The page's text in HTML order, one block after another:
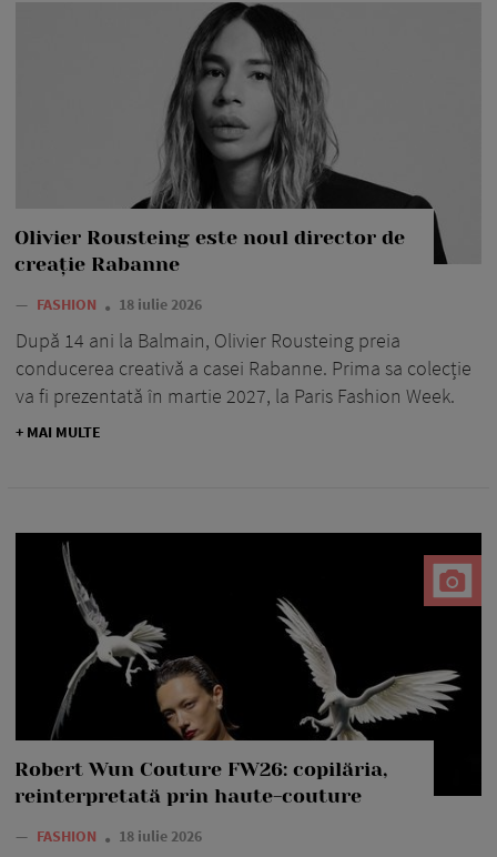
Olivier Rousteing este noul director de
creație Rabanne
— FASHION 18 iulie 2026
După 14 ani la Balmain, Olivier Rousteing preia
conducerea creativă a casei Rabanne. Prima sa colecție
va fi prezentată în martie 2027, la Paris Fashion Week.
+ MAI MULTE
Robert Wun Couture FW26: copilăria,
reinterpretată prin haute-couture
— FASHION 18 iulie 2026